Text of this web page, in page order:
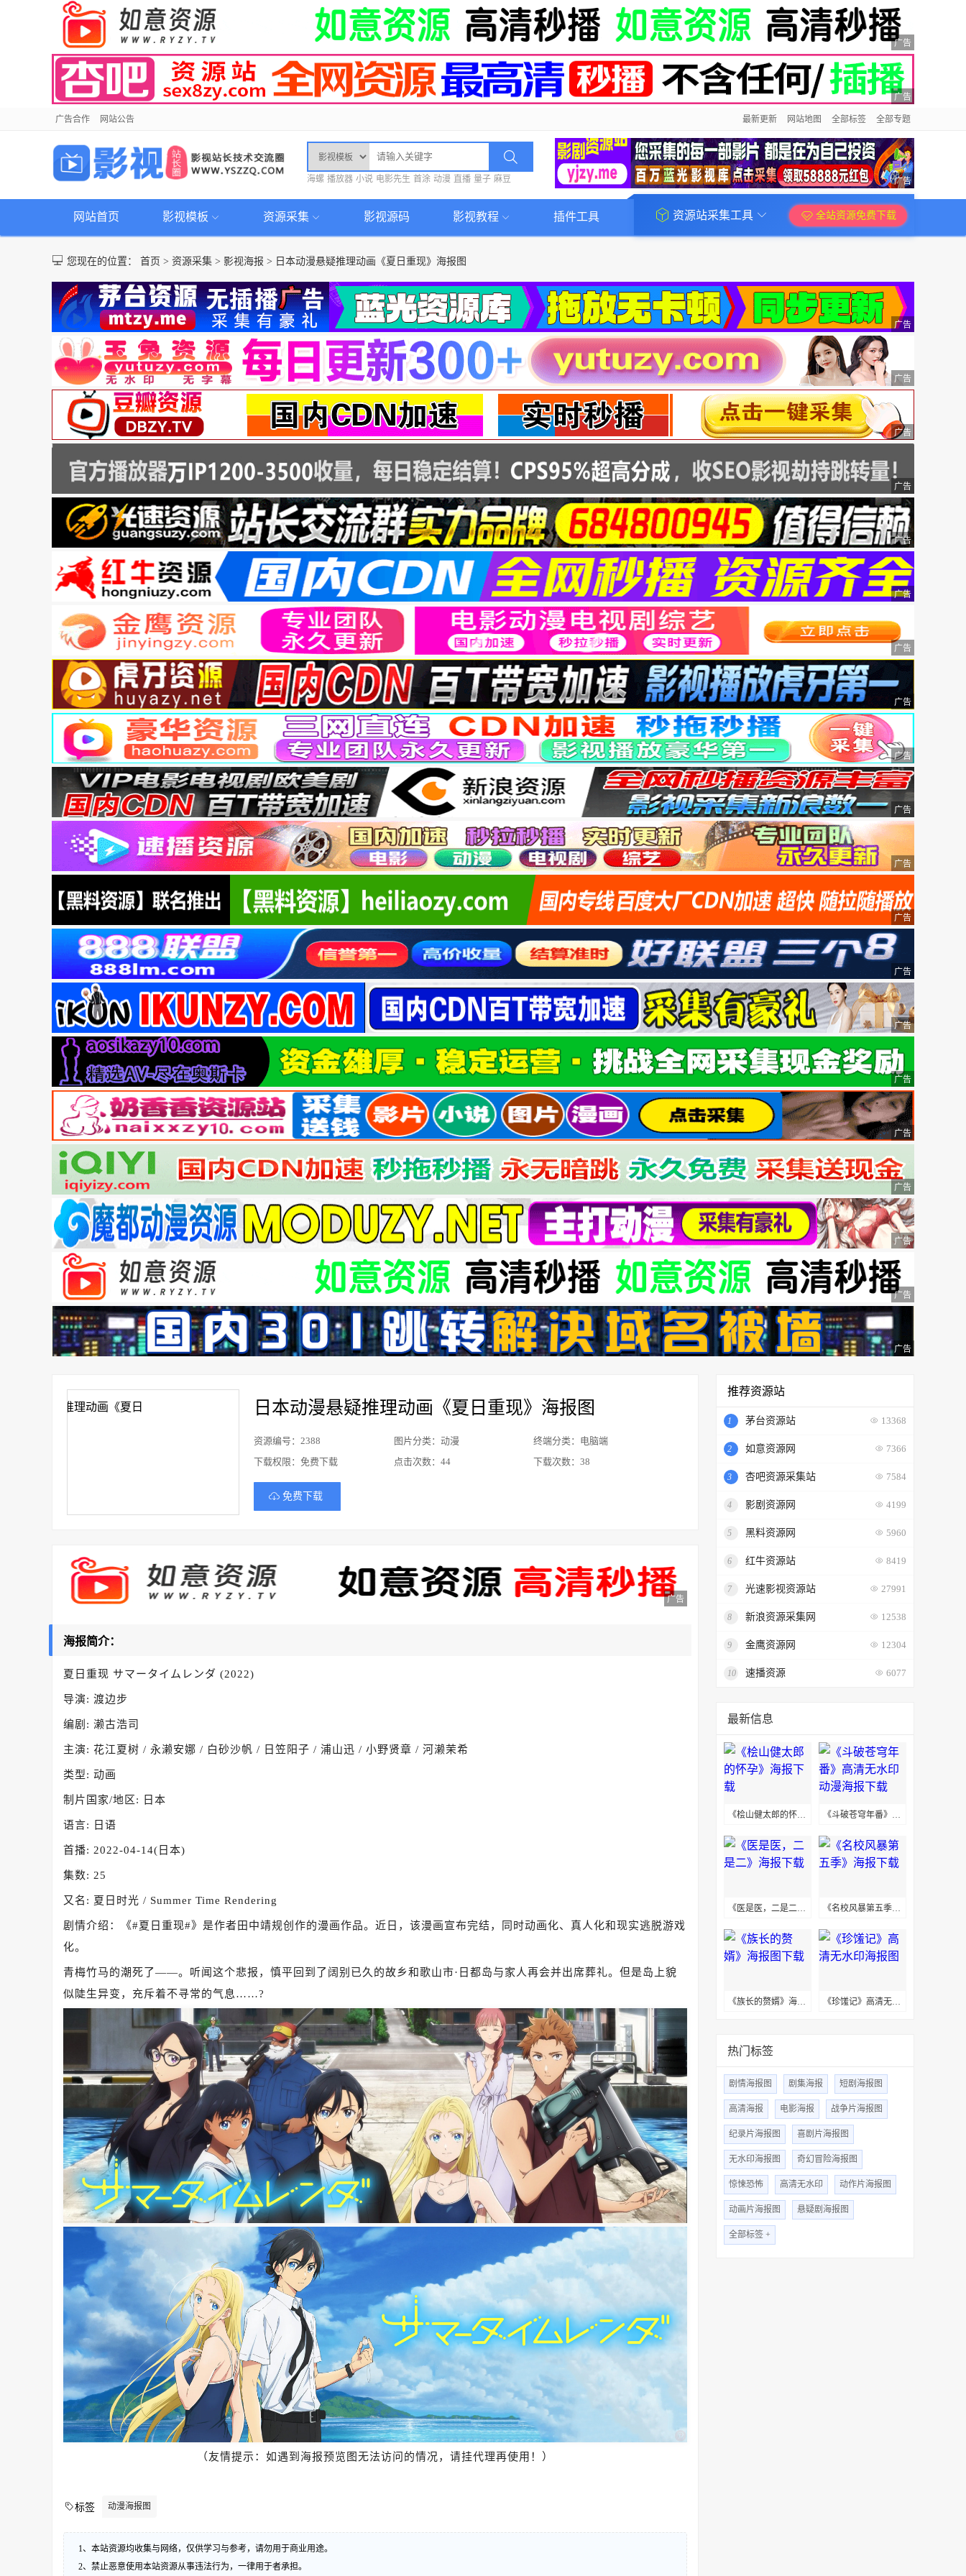
广告
广告
广告合作 网站公告 最新更新 网站地图 全部标签 全部专题
海螺 播放器 小说 电影先生 首涂 动漫 直播 量子 麻豆 广告
网站首页 影视模板 资源采集 影视源码 影视教程 插件工具 资源站采集工具 全站资源免费下载
您现在的位置： 首页 > 资源采集 > 影视海报 > 日本动漫悬疑推理动画《夏日重现》海报图
广告
广告
广告
广告
广告
广告
广告
广告
广告
广告
广告
广告
广告
广告
广告
广告
广告
广告
广告
广告
日本动漫悬疑推理动画《夏日重现》海报图
资源编号：2388 图片分类：动漫
终端分类：电脑端
下载权限：免费下载
点击次数： 44 下载次数：38
免费下载
广告
海报简介：
夏日重现 サマータイムレンダ (2022)
导演: 渡边步
编剧: 濑古浩司
主演: 花江夏树 / 永濑安娜 / 白砂沙帆 / 日笠阳子 / 浦山迅 / 小野贤章 / 河濑茉希
类型: 动画
制片国家/地区: 日本
语言: 日语
首播: 2022-04-14(日本)
集数: 25
又名: 夏日时光 / Summer Time Rendering
剧情介绍：《#夏日重现#》是作者田中靖规创作的漫画作品。近日，该漫画宣布完结，同时动画化、真人化和现实逃脱游戏
化。
青梅竹马的潮死了——。听闻这个悲报，慎平回到了阔别已久的故乡和歌山市·日都岛与家人再会并出席葬礼。但是岛上貌
似陡生异变，充斥着不寻常的气息……?
（友情提示：如遇到海报预览图无法访问的情况，请挂代理再使用！）
标签 动漫海报图
1、本站资源均收集与网络，仅供学习与参考，请勿用于商业用途。
2、禁止恶意使用本站资源从事违法行为，一律用于者承担。
推荐资源站
1 茅台资源站 13368
2 如意资源网 7366
3 杏吧资源采集站 7584
4 影剧资源网 4199
5 黑料资源网 5960
6 红牛资源站 8419
7 光速影视资源站 27991
8 新浪资源采集网 12538
9 金鹰资源网 12304
10 速播资源 6077
最新信息
《桧山健太郎的怀孕》海报下载 《斗破苍穹年番》高清无水印动漫海报下载
《医是医，二是二》海报下载 《名校风暴第五季》海报下载
《族长的赘婿》海报图下载 《珍馐记》高清无水印海报图
热门标签
剧情海报图 剧集海报 短剧海报图
高清海报 电影海报 战争片海报图
纪录片海报图 喜剧片海报图
无水印海报图 奇幻冒险海报图
惊悚恐怖 高清无水印 动作片海报图
动画片海报图 悬疑剧海报图
全部标签 +